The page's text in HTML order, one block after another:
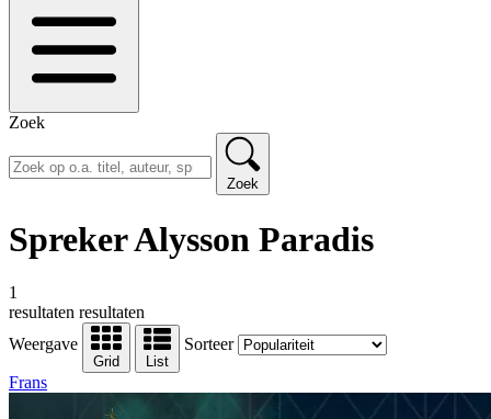
Zoek
Zoek
Spreker Alysson Paradis
1
resultaten resultaten
Weergave
Grid List
Sorteer
Frans